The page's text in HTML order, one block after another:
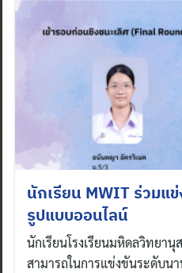
นักเรียน MWIT ร่วมแ
รูปแบบออนไลน์
นักเรียนโรงเรียนมหิดลวิทยา
สามารถในการแข่งขันระดับน